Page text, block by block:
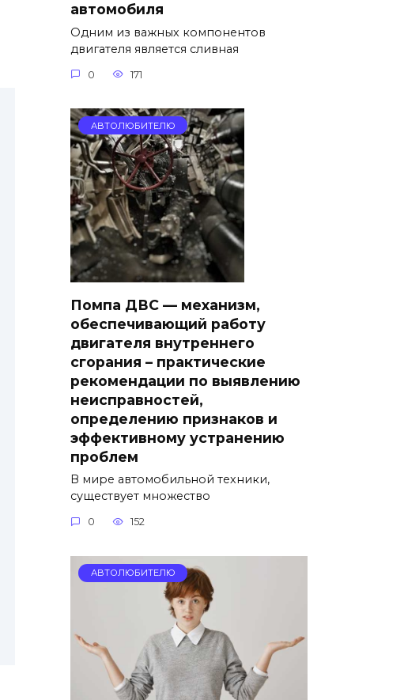
автомобиля
Одним из важных компонентов
двигателя является сливная
0 171
АВТОЛЮБИТЕЛЮ
Помпа ДВС — механизм,
обеспечивающий работу
двигателя внутреннего
сгорания – практические
рекомендации по выявлению
неисправностей,
определению признаков и
эффективному устранению
проблем
В мире автомобильной техники,
существует множество
0 152
АВТОЛЮБИТЕЛЮ